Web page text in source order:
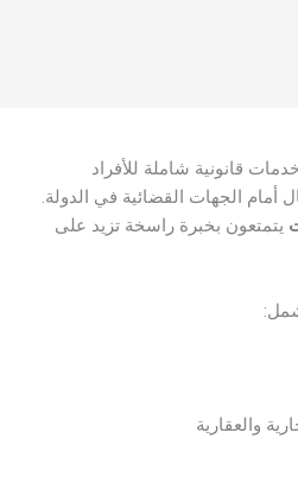
قانونية شاملة للأفراد
أمام الجهات القضائية في الدولة.
يتمتعون بخبرة راسخة تزيد على
والعقارية